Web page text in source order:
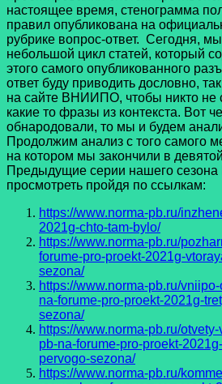
настоящее время, стенограмма
правил опубликована на
рубрике вопрос-ответ. Сегодня,
небольшой цикл статей, который
этого самого опубликованного
ответ буду приводить дословно,
на сайте ВНИИПО, чтобы никто не
какие то фразы из контекста. Вот
обнародовали, то мы и будем
Продолжим анализ с того самого
на котором мы закончили в
Предыдущие серии нашего
просмотреть пройдя по ссылкам:
https://www.norma-pb.ru/
2021g-chto-tam-bylo/
https://www.norma-pb.ru/
forume-pro-proekt-2021g-
sezona/
https://www.norma-pb.ru/
na-forume-pro-proekt-2021g-
sezona/
https://www.norma-pb.ru/
pb-na-forume-pro-proekt-
pervogo-sezona/
https://www.norma-pb.ru/